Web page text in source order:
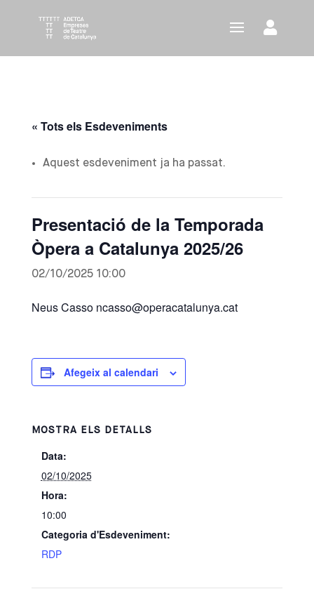
« Tots els Esdeveniments
Aquest esdeveniment ja ha passat.
Presentació de la Temporada
Òpera a Catalunya 2025/26
02/10/2025 10:00
Neus Casso ncasso@operacatalunya.cat
Afegeix al calendari
MOSTRA ELS DETALLS
Data:
02/10/2025
Hora:
10:00
Categoria d'Esdeveniment:
RDP